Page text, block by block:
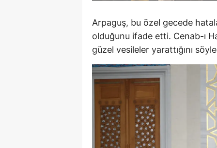
Arpaguş, bu özel gecede
olduğunu ifade etti. Cenab-ı
güzel vesileler yarattığını